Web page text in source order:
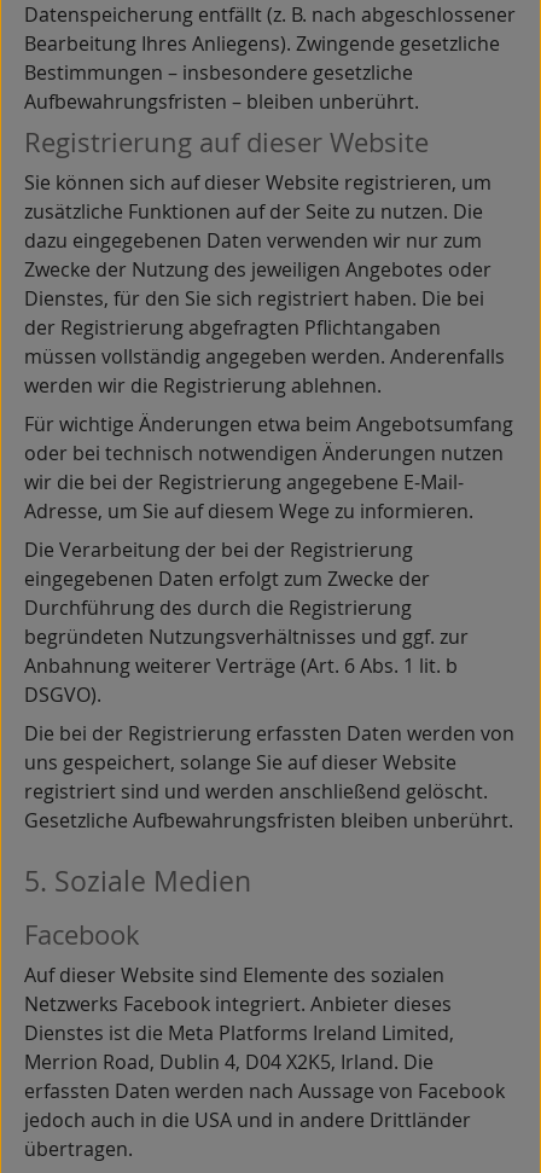
Datenspeicherung entfällt (z. B. nach abgeschlossener
Bearbeitung Ihres Anliegens). Zwingende gesetzliche
Bestimmungen – insbesondere gesetzliche
Aufbewahrungsfristen – bleiben unberührt.
Registrierung auf dieser Website
Sie können sich auf dieser Website registrieren, um
zusätzliche Funktionen auf der Seite zu nutzen. Die
dazu eingegebenen Daten verwenden wir nur zum
Zwecke der Nutzung des jeweiligen Angebotes oder
Dienstes, für den Sie sich registriert haben. Die bei
der Registrierung abgefragten Pflichtangaben
müssen vollständig angegeben werden. Anderenfalls
werden wir die Registrierung ablehnen.
Für wichtige Änderungen etwa beim Angebotsumfang
oder bei technisch notwendigen Änderungen nutzen
wir die bei der Registrierung angegebene E-Mail-
Adresse, um Sie auf diesem Wege zu informieren.
Die Verarbeitung der bei der Registrierung
eingegebenen Daten erfolgt zum Zwecke der
Durchführung des durch die Registrierung
begründeten Nutzungsverhältnisses und ggf. zur
Anbahnung weiterer Verträge (Art. 6 Abs. 1 lit. b
DSGVO).
Die bei der Registrierung erfassten Daten werden von
uns gespeichert, solange Sie auf dieser Website
registriert sind und werden anschließend gelöscht.
Gesetzliche Aufbewahrungsfristen bleiben unberührt.
5. Soziale Medien
Facebook
Auf dieser Website sind Elemente des sozialen
Netzwerks Facebook integriert. Anbieter dieses
Dienstes ist die Meta Platforms Ireland Limited,
Merrion Road, Dublin 4, D04 X2K5, Irland. Die
erfassten Daten werden nach Aussage von Facebook
jedoch auch in die USA und in andere Drittländer
übertragen.